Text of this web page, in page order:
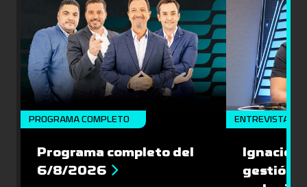
PROGRAMA COMPLETO
Programa completo del
6/8/2026
ENTREVISTA
Ignacio
gestión